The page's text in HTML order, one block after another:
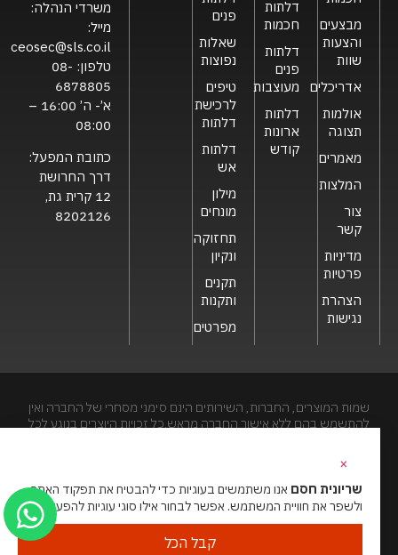
מבצעים
והצעות
שוות
אדריכלים
אולמות
תצוגה
מאמרים
המלצות
צור
קשר
מדיניות
פרטיות
הצהרת
נגישות
דלתות
חכמות
דלתות
פנים
מעוצבות
דלתות
ארונות
קודש
פנים
שאלות
נפוצות
טיפים
לרכישת
דלתות
דלתות
אש
מילון
מונחים
תחזוקה
ונקיון
תקנים
ותקנות
מפרטים
משרדי הנהלה:
מייל:
ceosec@sls.co.il
טלפון: 08-
6878805
א’- ה’ 16:00 –
08:00
כתובת המפעל:
דרך החרושת
12 קרית גת,
8202126
שמות המוצרים, החברות, השירותים הינם סימני מסחרי של החברה ואין
להתשמש בהם ללא אישור החברה מראש.כל זכויות היוצרים בנוגע לכל
האתר מנוהל ע”י גאו מדיהסוכנות דיגיטל
×
שריונית חסם אנו משתמשים בעוגיות כדי להבטיח את תפקוד האתר
ולשפר את חוויית המשתמש. אפשר לבחור אילו סוגי עוגיות להפעיל.
קבל הכל